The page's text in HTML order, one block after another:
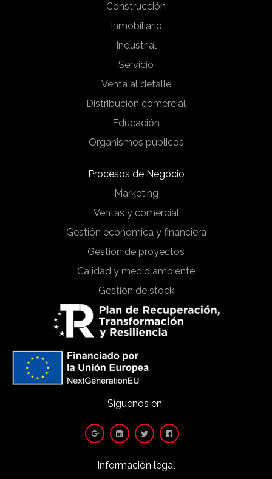
Construcción
Inmobiliario
Industrial
Servicio
Venta al detalle
Distribución comercial
Educación
Organismos públicos
Procesos de Negocio
Marketing
Ventas y comercial
Gestión económica y financiera
Gestión de proyectos
Calidad y medio ambiente
Gestión de stock
Síguenos en
Información legal